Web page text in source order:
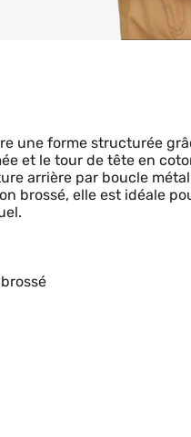
une forme structurée
et le tour de tête en
arrière par boucle
brossé, elle est idéale